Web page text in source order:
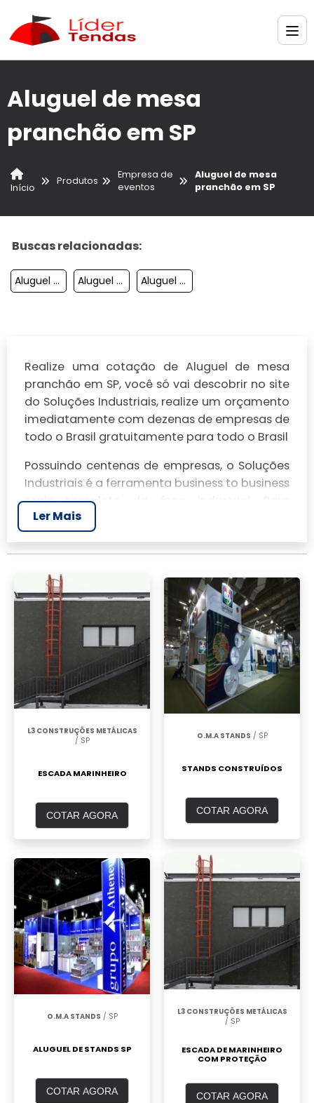
Aluguel de mesa
pranchão em SP
Início
Produtos
Empresa de
eventos
Aluguel de mesa
pranchão em SP
Buscas relacionadas:
Aluguel De Palco Para Eventos Em Sp Aluguel De Palco Pequeno Aluguel De Estrutura Para Feiras
Realize uma cotação de Aluguel de mesa
pranchão em SP, você só vai descobrir no site
do Soluções Industriais, realize um orçamento
imediatamente com dezenas de empresas de
todo o Brasil gratuitamente para todo o Brasil
Possuindo centenas de empresas, o Soluções
Industriais é a ferramenta business to business
mais completo da área industrial. Para
realizar um orçamento de Aluguel de mesa
pranchão em SP, clique em um ou mais dos
anuciantes a seguir:
Ler Mais
L3 CONSTRUÇÕES METÁLICAS
/ SP
ESCADA MARINHEIRO
COTAR AGORA
O.M.A STANDS / SP
STANDS CONSTRUÍDOS
COTAR AGORA
O.M.A STANDS / SP
ALUGUEL DE STANDS SP
COTAR AGORA
L3 CONSTRUÇÕES METÁLICAS
/ SP
ESCADA DE MARINHEIRO
COM PROTEÇÃO
COTAR AGORA